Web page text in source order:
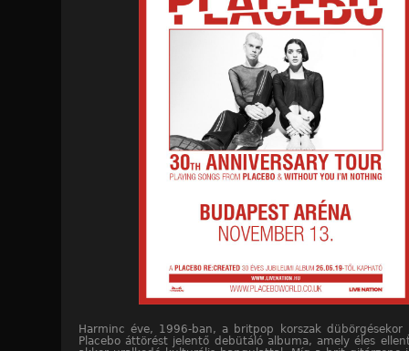
Harminc éve, 1996-ban, a britpop korszak
Placebo áttörést jelentő debütáló albuma, amely éles